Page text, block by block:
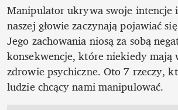
Manipulator ukrywa swoje intencje
naszej głowie zaczynają pojawiać
Jego zachowania niosą za sobą
konsekwencje, które niekiedy mają
zdrowie psychiczne. Oto 7 rzeczy,
ludzie chcący nami manipulować.